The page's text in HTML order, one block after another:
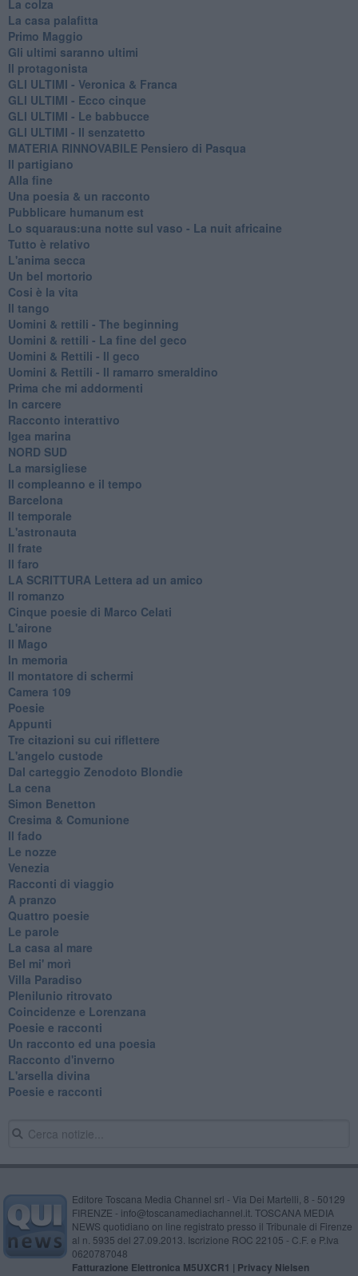
La colza
La casa palafitta
Primo Maggio
Gli ultimi saranno ultimi
Il protagonista
GLI ULTIMI - Veronica & Franca
GLI ULTIMI - Ecco cinque
GLI ULTIMI - Le babbucce
GLI ULTIMI - Il senzatetto
MATERIA RINNOVABILE Pensiero di Pasqua
Il partigiano
Alla fine
Una poesia & un racconto
Pubblicare humanum est
Lo squaraus:una notte sul vaso - La nuit africaine
Tutto è relativo
L'anima secca
Un bel mortorio
Cosi è la vita
Il tango
​Uomini & rettili - The beginning
​Uomini & rettili - La fine del geco
Uomini & Rettili - Il geco
Uomini & Rettili - Il ramarro smeraldino
Prima che mi addormenti
In carcere
Racconto interattivo
Igea marina
​NORD SUD
La marsigliese
Il compleanno e il tempo
Barcelona
Il temporale
L'astronauta
Il frate
Il faro
​LA SCRITTURA Lettera ad un amico
Il romanzo
Cinque poesie di Marco Celati
L'airone
Il Mago
In memoria
Il montatore di schermi
Camera 109
Poesie
Appunti
Tre citazioni su cui riflettere
L'angelo custode
Dal carteggio Zenodoto Blondie
La cena
Simon Benetton
Cresima & Comunione
Il fado
Le nozze
Venezia
Racconti di viaggio
A pranzo
Quattro poesie
Le parole
La casa al mare
Bel mi' morì
Villa Paradiso
Plenilunio ritrovato
Coincidenze e Lorenzana
Poesie e racconti
Un racconto ed una poesia
Racconto d'inverno
​L'arsella divina
Poesie e racconti
Editore Toscana Media Channel srl - Via Dei Martelli, 8 - 50129
FIRENZE - info@toscanamediachannel.it. TOSCANA MEDIA
NEWS quotidiano on line registrato presso il Tribunale di Firenze
al n. 5935 del 27.09.2013. Iscrizione ROC 22105 - C.F. e P.Iva
0620787048
Fatturazione Elettronica M5UXCR1 | Privacy Nielsen